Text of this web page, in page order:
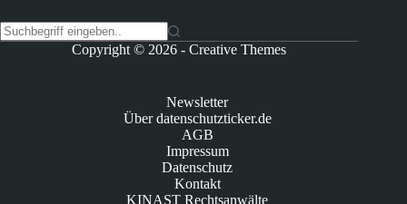
Copyright © 2026 -Creative Themes
Newsletter
Über datenschutzticker.de
AGB
Impressum
Datenschutz
Kontakt
KINAST Rechtsanwälte